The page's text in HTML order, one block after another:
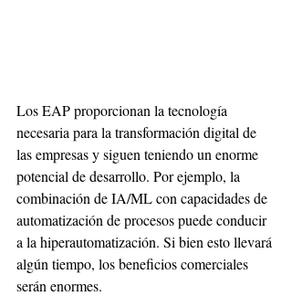
Los EAP proporcionan la tecnología
necesaria para la transformación digital de
las empresas y siguen teniendo un enorme
potencial de desarrollo. Por ejemplo, la
combinación de IA/ML con capacidades de
automatización de procesos puede conducir
a la hiperautomatización. Si bien esto llevará
algún tiempo, los beneficios comerciales
serán enormes.